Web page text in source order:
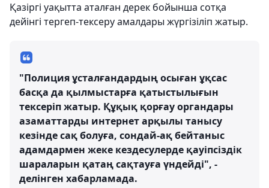
Қазіргі уақытта аталған дерек бойынша сотқа
дейінгі тергеп-тексеру амалдары жүргізіліп жатыр.
"Полиция ұсталғандардың осыған ұқсас
басқа да қылмыстарға қатыстылығын
тексеріп жатыр. Құқық қорғау органдары
азаматтарды интернет арқылы танысу
кезінде сақ болуға, сондай-ақ бейтаныс
адамдармен жеке кездесулерде қауіпсіздік
шараларын қатаң сақтауға үндейді", -
делінген хабарламада.